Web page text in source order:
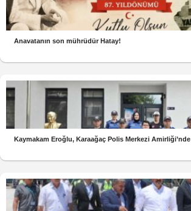
Anavatanın son mührüdür Hatay!
Kaymakam Eroğlu, Karaağaç Polis Merkezi Amirliği’nde